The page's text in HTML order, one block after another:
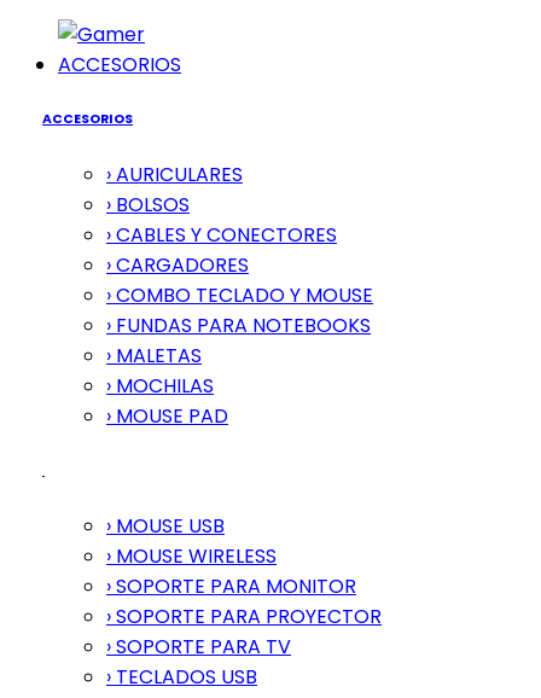
ACCESORIOS
ACCESORIOS
› AURICULARES
› BOLSOS
› CABLES Y CONECTORES
› CARGADORES
› COMBO TECLADO Y MOUSE
› FUNDAS PARA NOTEBOOKS
› MALETAS
› MOCHILAS
› MOUSE PAD
› MOUSE USB
› MOUSE WIRELESS
› SOPORTE PARA MONITOR
› SOPORTE PARA PROYECTOR
› SOPORTE PARA TV
› TECLADOS USB